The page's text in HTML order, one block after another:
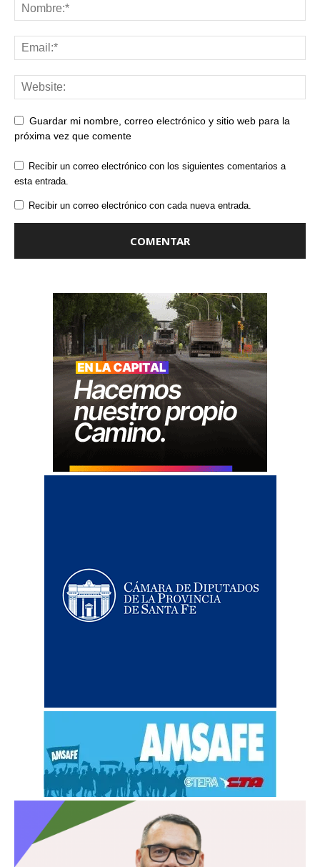
Guardar mi nombre, correo electrónico y sitio web para la
próxima vez que comente
Recibir un correo electrónico con los siguientes comentarios a
esta entrada.
Recibir un correo electrónico con cada nueva entrada.